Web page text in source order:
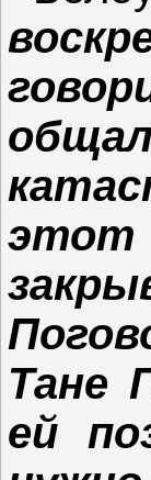
Тане
ей